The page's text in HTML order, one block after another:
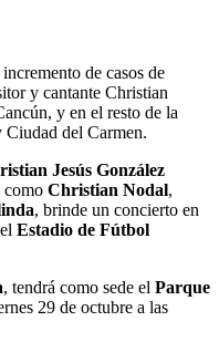
de casos de
y cantante Christian
y en el resto de la
Ciudad del Carmen.
Jesús González
como Christian Nodal,
, brinde un concierto en
Estadio de Fútbol
, tendrá como sede el Parque
29 de octubre a las